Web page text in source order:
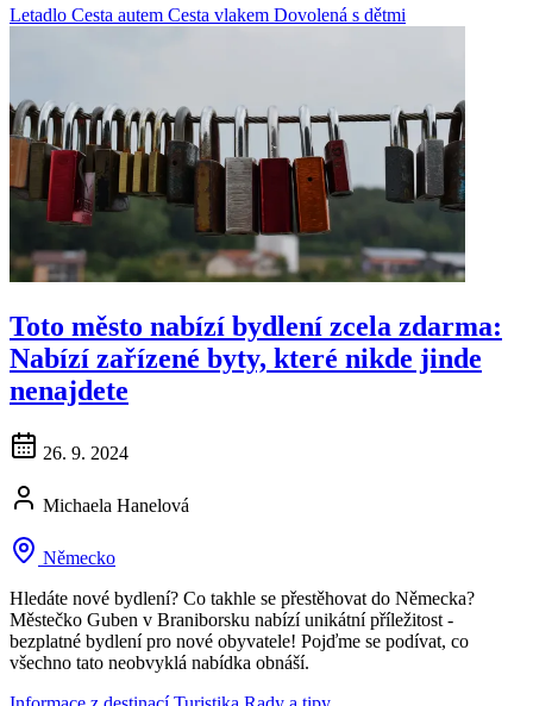
Letadlo Cesta autem Cesta vlakem Dovolená s dětmi
Toto město nabízí bydlení zcela zdarma:
Nabízí zařízené byty, které nikde jinde
nenajdete
26. 9. 2024
Michaela Hanelová
Německo
Hledáte nové bydlení? Co takhle se přestěhovat do Německa?
Městečko Guben v Braniborsku nabízí unikátní příležitost -
bezplatné bydlení pro nové obyvatele! Pojďme se podívat, co
všechno tato neobvyklá nabídka obnáší.